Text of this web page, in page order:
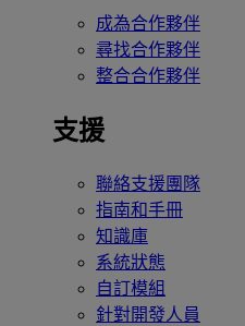
成為合作夥伴
尋找合作夥伴
整合合作夥伴
支援
聯絡支援團隊
指南和手冊
知識庫
系統狀態
自訂模組
針對開發人員